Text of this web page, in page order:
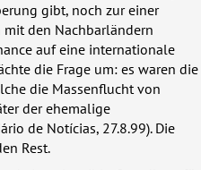
gibt, noch zur einer
den Nachbarländern
auf eine internationale
die Frage um: es waren die
die Massenflucht von
der ehemalige
de Notícias, 27.8.99). Die
Rest.